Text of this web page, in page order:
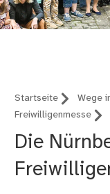
Startseite
Wege
Freiwilligenmesse
Die